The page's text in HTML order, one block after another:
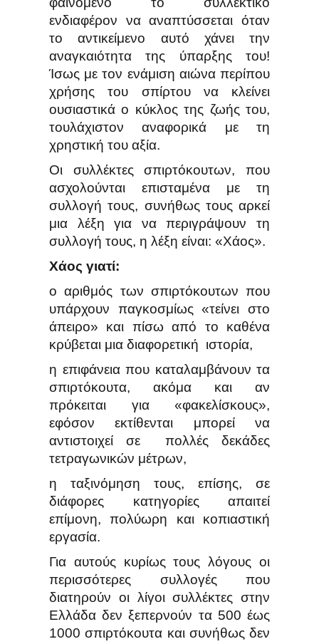
ενδιαφέρον να αναπτύσσεται όταν
το αντικείμενο αυτό χάνει την
αναγκαιότητα της ύπαρξης του!
Ίσως με τον ενάμιση αιώνα περίπου
χρήσης του σπίρτου να κλείνει
ουσιαστικά ο κύκλος της ζωής του,
τουλάχιστον αναφορικά με τη
χρηστική του αξία.
Οι συλλέκτες σπιρτόκουτων, που
ασχολούνται επισταμένα με τη
συλλογή τους, συνήθως τους αρκεί
μια λέξη για να περιγράψουν τη
συλλογή τους, η λέξη είναι: «Χάος».
Χάος γιατί:
ο αριθμός των σπιρτόκουτων που
υπάρχουν παγκοσμίως «τείνει στο
άπειρο» και πίσω από το καθένα
κρύβεται μια διαφορετική ιστορία,
η επιφάνεια που καταλαμβάνουν τα
σπιρτόκουτα, ακόμα και αν
πρόκειται για «φακελίσκους»,
εφόσον εκτίθενται μπορεί να
αντιστοιχεί σε πολλές δεκάδες
τετραγωνικών μέτρων,
η ταξινόμηση τους, επίσης, σε
διάφορες κατηγορίες απαιτεί
επίμονη, πολύωρη και κοπιαστική
εργασία.
Για αυτούς κυρίως τους λόγους οι
περισσότερες συλλογές που
διατηρούν οι λίγοι συλλέκτες στην
Ελλάδα δεν ξεπερνούν τα 500 έως
1000 σπιρτόκουτα και συνήθως δεν